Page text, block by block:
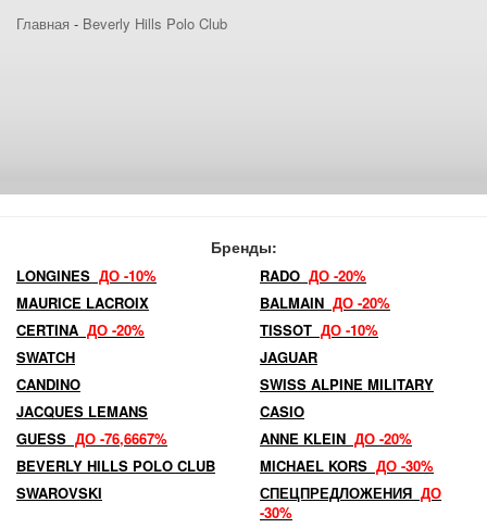
Главная - Beverly Hills Polo Club
Бренды:
LONGINES ДО -10% RADO ДО -20%
MAURICE LACROIX
BALMAIN ДО -20%
CERTINA ДО -20% TISSOT ДО -10%
SWATCH
JAGUAR
CANDINO
SWISS ALPINE MILITARY
JACQUES LEMANS
CASIO
GUESS ДО -76,6667% ANNE KLEIN ДО -20%
BEVERLY HILLS POLO CLUB
MICHAEL KORS ДО -30%
SWAROVSKI
СПЕЦПРЕДЛОЖЕНИЯ ДО
-30%